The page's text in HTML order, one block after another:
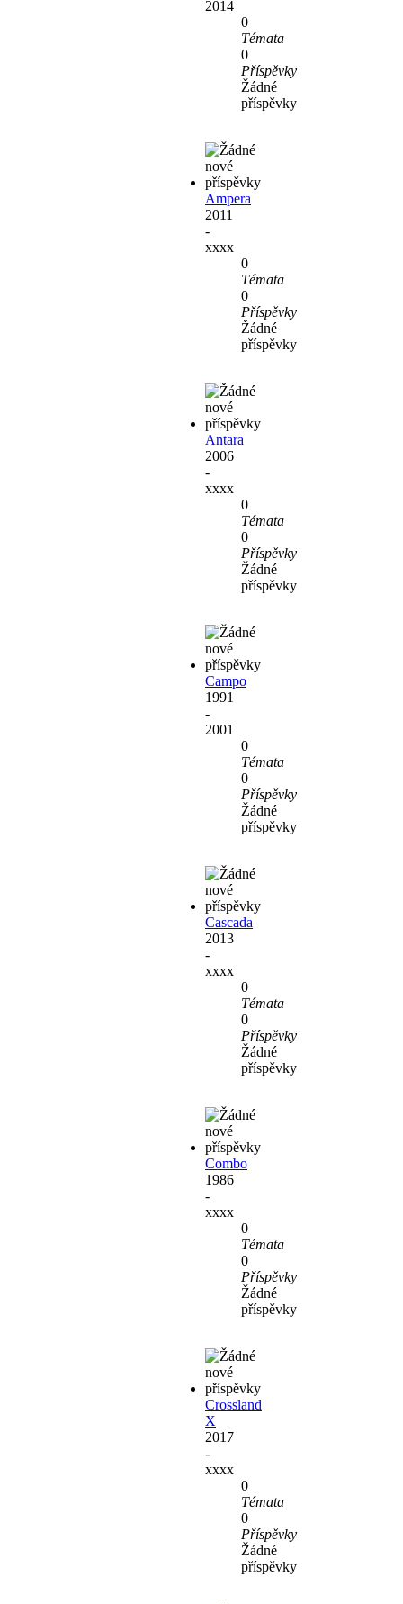
2014
0
Témata
0
Příspěvky
Žádné
příspěvky
Ampera
2011
-
xxxx
0
Témata
0
Příspěvky
Žádné
příspěvky
Antara
2006
-
xxxx
0
Témata
0
Příspěvky
Žádné
příspěvky
Campo
1991
-
2001
0
Témata
0
Příspěvky
Žádné
příspěvky
Cascada
2013
-
xxxx
0
Témata
0
Příspěvky
Žádné
příspěvky
Combo
1986
-
xxxx
0
Témata
0
Příspěvky
Žádné
příspěvky
Crossland
X
2017
-
xxxx
0
Témata
0
Příspěvky
Žádné
příspěvky